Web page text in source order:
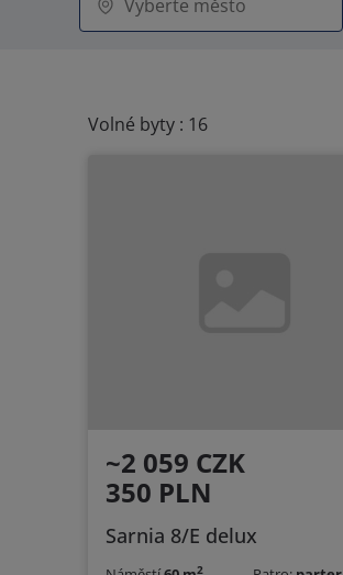
Volné byty : 16
~2 059 CZK
350 PLN
Sarnia 8/E delux
2